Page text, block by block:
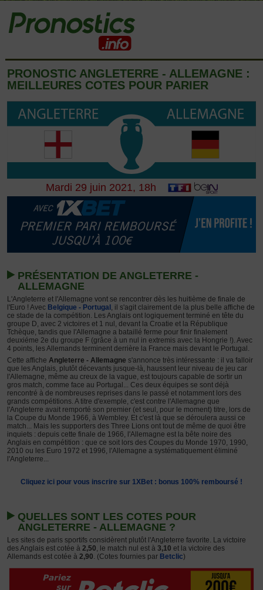
PRONOSTIC ANGLETERRE - ALLEMAGNE :
MEILLEURES COTES POUR PARIER
Mardi 29 juin 2021, 18h
PRÉSENTATION DE ANGLETERRE -
ALLEMAGNE
L'Angleterre et l'Allemagne vont se rencontrer dès les huitième de finale de
l'Euro ! Avec Belgique - Portugal , il s'agit clairement de la plus belle affiche de
ce stade de la compétition. Les Anglais ont logiquement terminé en tête du
groupe D, avec 2 victoires et 1 nul, devant la Croatie et la République
Tchèque, tandis que l'Allemagne a bataillé ferme pour finir finalement
deuxiéme 2e du groupe F (grâce à un nul in extremis avec la Hongrie !). Avec
4 points, les Allemands terminent derrière la France mais devant le Portugal.
Cette affiche Angleterre - Allemagne s'annonce très intéressante : il va falloir
que les Anglais, plutôt décevants jusque-là, haussent leur niveau de jeu car
l'Allemagne, même au creux de la vague, est toujours capable de sortir un
gros match, comme face au Portugal... Ces deux équipes se sont déjà
rencontré à de nombreuses reprises dans le passé et notamment lors des
grands compétitions. A titre d'exemple, c'est contre l'Allemagne que
l'Angleterre avait remporté son premier (et seul, pour le moment) titre, lors de
la Coupe du Monde 1966, à Wembley. Et c'est là que se déroulera aussi ce
match... Mais les supporters des Three Lions ont tout de même de quoi être
inquiets : depuis cette finale de 1966, l'Allemagne est la bête noire des
Anglais en compétition : que ce soit lors des Coupes du Monde 1970, 1990,
2010 ou les Euro 1972 et 1996, l'Allemagne a systématiquement éliminé
l'Angleterre...
Cliquez ici pour vous inscrire sur 1XBet : bonus 100% remboursé !
QUELLES SONT LES COTES POUR
ANGLETERRE - ALLEMAGNE ?
Les sites de paris sportifs considèrent plutôt l'Angleterre favorite. La victoire
des Anglais est cotée à 2,50 , le match nul est à 3,10 et la victoire des
Allemands est cotée à 2,90 . (Cotes fournies par Betclic)